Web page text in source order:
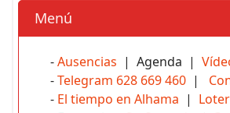
Menú
-Ausencias | Agenda |
-Telegram 628 669 460 |
- El tiempo en Alhama |